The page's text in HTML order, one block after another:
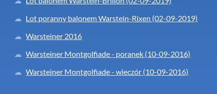
Lot poranny balonem Warstein-Rixen (02-09-2019)
Warsteiner 2016
Warsteiner Montgolfiade - poranek (10-09-2016)
Warsteiner Montgolfiade - wieczór (10-09-2016)